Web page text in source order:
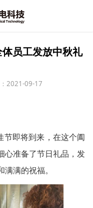
员工发放中秋礼
2021-09-17
节即将到来，在这个阖
心准备了节日礼品，发
满的祝福。